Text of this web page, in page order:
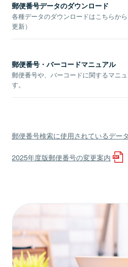
郵便番号データのダウンロード
各種データのダウンロードはこちらか
更新）
郵便番号・バーコードマニュアル
郵便番号や、バーコードに関するマニ
す。
郵便番号検索に使用されているデー
2025年度版郵便番号の変更案内